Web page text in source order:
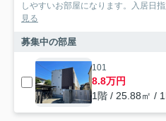
しやすいお部屋になります。入居日
見る
募集中の部屋
101
8.8万円
1階 / 25.88㎡ /